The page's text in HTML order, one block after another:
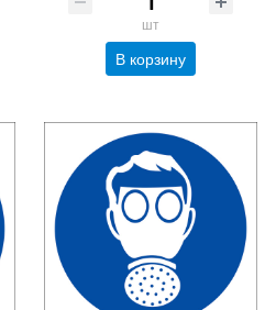
шт
В корзину